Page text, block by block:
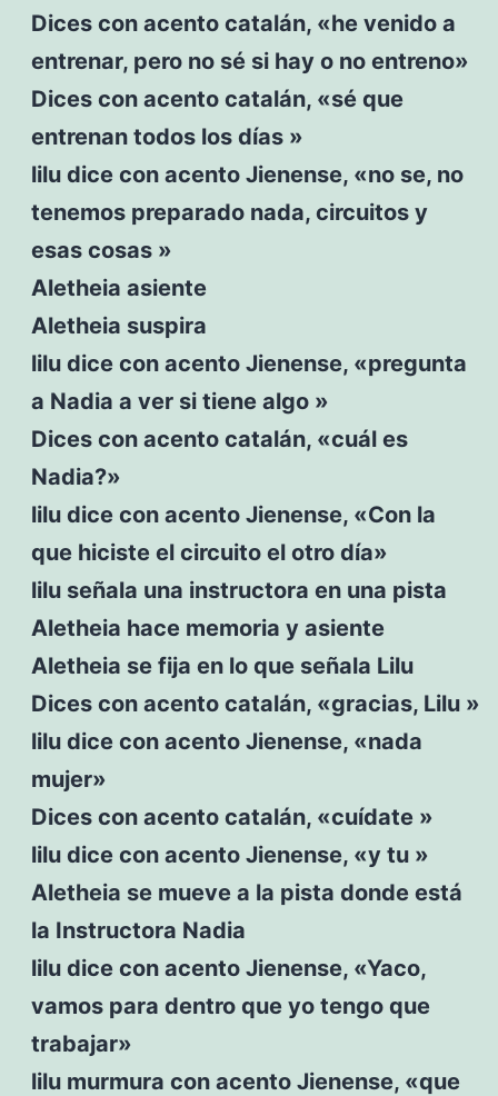
Dices con acento catalán, «he venido a
entrenar, pero no sé si hay o no entreno»
Dices con acento catalán, «sé que
entrenan todos los días »
lilu dice con acento Jienense, «no se, no
tenemos preparado nada, circuitos y
esas cosas »
Aletheia asiente
Aletheia suspira
lilu dice con acento Jienense, «pregunta
a Nadia a ver si tiene algo »
Dices con acento catalán, «cuál es
Nadia?»
lilu dice con acento Jienense, «Con la
que hiciste el circuito el otro día»
lilu señala una instructora en una pista
Aletheia hace memoria y asiente
Aletheia se fija en lo que señala Lilu
Dices con acento catalán, «gracias, Lilu »
lilu dice con acento Jienense, «nada
mujer»
Dices con acento catalán, «cuídate »
lilu dice con acento Jienense, «y tu »
Aletheia se mueve a la pista donde está
la Instructora Nadia
lilu dice con acento Jienense, «Yaco,
vamos para dentro que yo tengo que
trabajar»
lilu murmura con acento Jienense, «que